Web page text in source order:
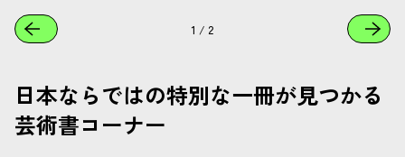
1 / 2
日本ならではの特別な一冊が見つかる
芸術書コーナー